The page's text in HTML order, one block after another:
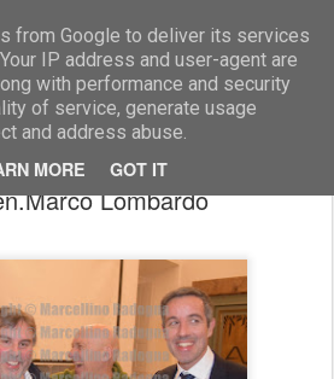
from Google to deliver its services
IP address and user-agent are
with performance and security
of service, generate usage
and address abuse.
MORE GOT IT
Marcellino Radogna - Fotonotizie per la stampa
con Claudio Velardi e
Lombardo